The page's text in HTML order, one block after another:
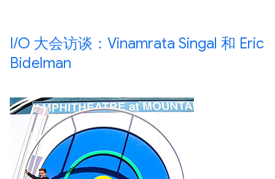
I/O 大会访谈：Vinamrata Singal 和 Eric
Bidelman